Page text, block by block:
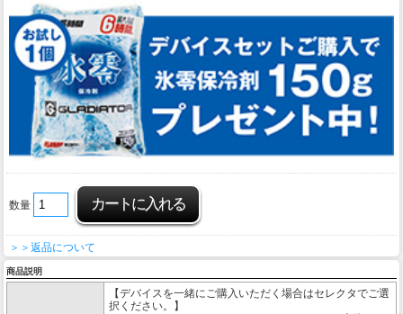
数量
＞＞返品について
商品説明
【デバイスを一緒にご購入いただく場合はセレクタでご選
択ください。】